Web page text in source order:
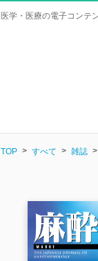
医学・医療の電子コンテ
TOP すべて 雑誌